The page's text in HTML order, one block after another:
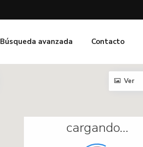
Búsqueda avanzada Contacto
454
cargando...
Ver